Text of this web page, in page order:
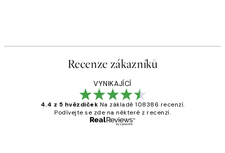
Recenze zákazníků
VYNIKAJÍCÍ
4.4 z 5 hvězdiček Na základě 108386 recenzí.
Podívejte se zde na některé z recenzí.